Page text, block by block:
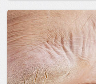
позитива!07:1722 сен 2024